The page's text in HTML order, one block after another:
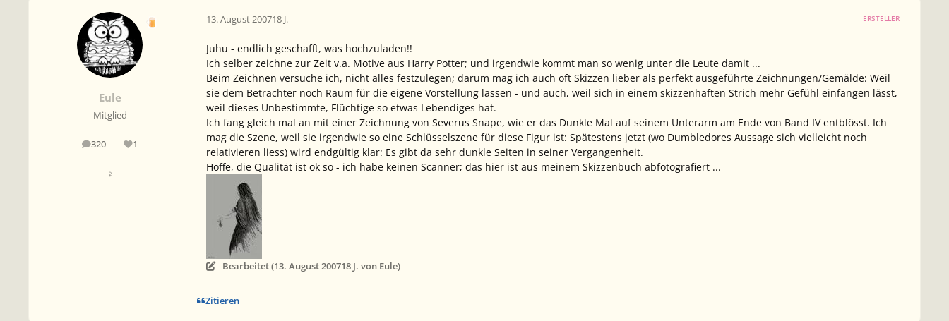
Eule
Mitglied
320
Beiträge 1
Reputation
♀
13. August 200718 J. ERSTELLER
Juhu - endlich geschafft, was hochzuladen!!
Ich selber zeichne zur Zeit v.a. Motive aus Harry Potter; und irgendwie kommt man so wenig unter die Leute damit ...
Beim Zeichnen versuche ich, nicht alles festzulegen; darum mag ich auch oft Skizzen lieber als perfekt ausgeführte Zeichnungen/Gemälde: Weil
sie dem Betrachter noch Raum für die eigene Vorstellung lassen - und auch, weil sich in einem skizzenhaften Strich mehr Gefühl einfangen lässt,
weil dieses Unbestimmte, Flüchtige so etwas Lebendiges hat.
Ich fang gleich mal an mit einer Zeichnung von Severus Snape, wie er das Dunkle Mal auf seinem Unterarm am Ende von Band IV entblösst. Ich
mag die Szene, weil sie irgendwie so eine Schlüsselszene für diese Figur ist: Spätestens jetzt (wo Dumbledores Aussage sich vielleicht noch
relativieren liess) wird endgültig klar: Es gibt da sehr dunkle Seiten in seiner Vergangenheit.
Hoffe, die Qualität ist ok so - ich habe keinen Scanner; das hier ist aus meinem Skizzenbuch abfotografiert ...
Bearbeitet (13. August 200718 J. von Eule)
Zitieren